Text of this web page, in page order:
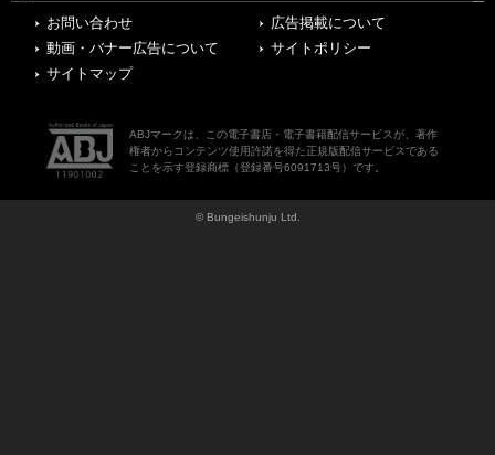
お問い合わせ
広告掲載について
動画・バナー広告について
サイトポリシー
サイトマップ
ABJマークは、この電子書店・電子書籍配信サービスが、著作
権者からコンテンツ使用許諾を得た正規版配信サービスである
ことを示す登録商標（登録番号6091713号）です。
© Bungeishunju Ltd.